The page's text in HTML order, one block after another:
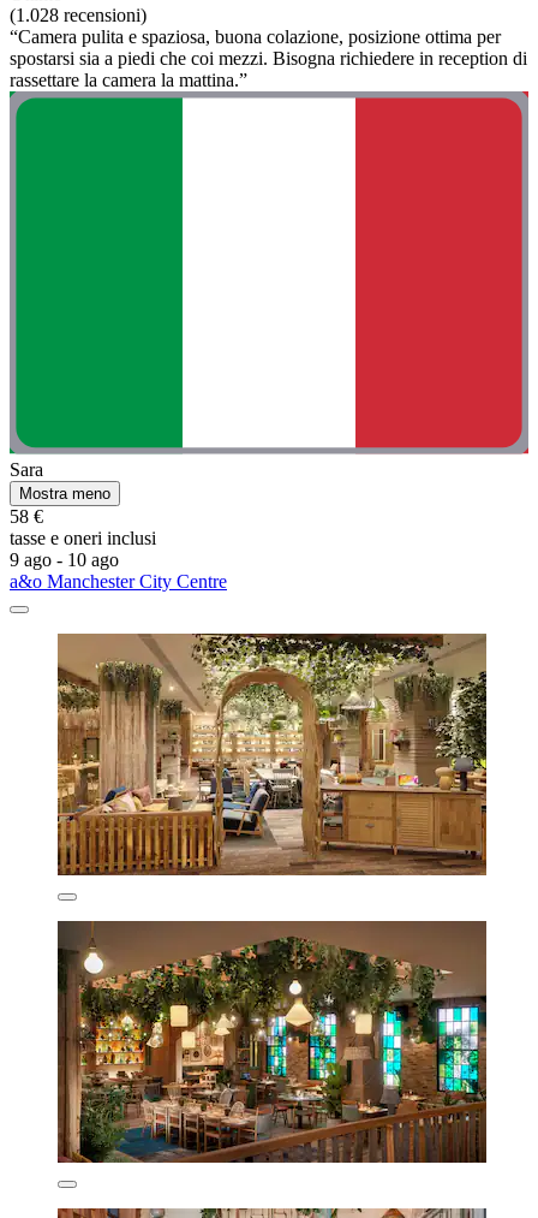
(1.028 recensioni)
“Camera pulita e spaziosa, buona colazione, posizione ottima per
spostarsi sia a piedi che coi mezzi. Bisogna richiedere in reception di
rassettare la camera la mattina.”
Sara
Mostra meno
58 €
tasse e oneri inclusi
9 ago - 10 ago
a&o Manchester City Centre